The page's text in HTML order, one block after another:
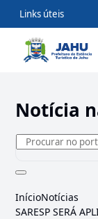
Links úteis
Notícia
InícioNotícias
SARESP SERÁ